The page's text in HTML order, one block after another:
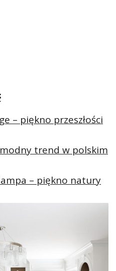
– piękno przeszłości
trend w polskim
– piękno natury